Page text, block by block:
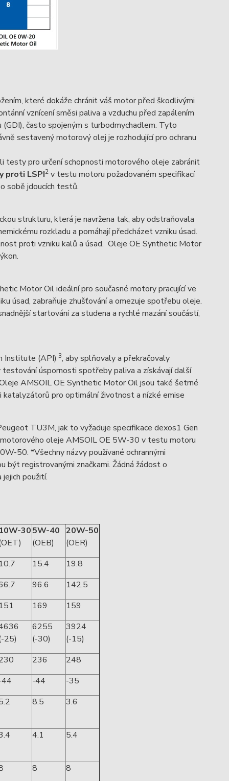
které dokáže chránit váš motor před škodlivými
vznícení směsi paliva a vzduchu před zapálením
často spojeným s turbodmychadlem. Tyto
sestavený motorový olej je rozhodující pro ochranu
testy pro určení schopnosti motorového oleje zabránit
proti LSPI2v testu motoru požadovaném specifikací
sobě jdoucích testů.
strukturu, která je navržena tak, aby odstraňovala
rozkladu a pomáhají předcházet vzniku úsad.
proti vzniku kalů a úsad. Oleje OE Synthetic Motor
Motor Oil ideální pro současné motory pracující ve
úsad, zabraňuje zhušťování a omezuje spotřebu oleje.
startování za studena a rychlé mazání součástí,
Institute (API) 3, aby splňovaly a překračovaly
úspornosti spotřeby paliva a získávají další
AMSOIL OE Synthetic Motor Oil jsou také šetrné
katalyzátorů pro optimální životnost a nízké emise
TU3M, jak to vyžaduje specifikace dexos1 Gen
oleje AMSOIL OE 5W-30 v testu motoru
50. *Všechny názvy používané ochrannými
být registrovanými značkami. Žádná žádost o
použití.
305W-40
(OEB)
20W-50
(OER)
15.4
19.8
96.6
142.5
169
159
25)
6255
(-30)
3924
(-15)
236
248
-44
-35
8.5 3.6
4.1 5.4
8 8